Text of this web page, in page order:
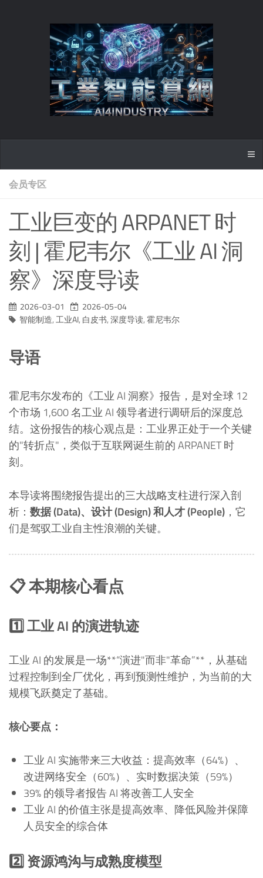
会员专区
工业巨变的 ARPANET 时
刻 | 霍尼韦尔《工业 AI 洞
察》深度导读
2026-03-01
2026-05-04
智能制造,工业AI, 白皮书,深度导读,霍尼韦尔
导语
霍尼韦尔发布的《工业 AI 洞察》报告，是对全球 12
个市场 1,600 名工业 AI 领导者进行调研后的深度总
结。这份报告的核心观点是：工业界正处于一个关键
的"转折点"，类似于互联网诞生前的 ARPANET 时
刻。
本导读将围绕报告提出的三大战略支柱进行深入剖
析： 数据 (Data)、设计 (Design) 和人才 (People) ，它
们是驾驭工业自主性浪潮的关键。
📋 本期核心看点
1️⃣ 工业 AI 的演进轨迹
工业 AI 的发展是一场**“演进"而非"革命”**，从基础
过程控制到全厂优化，再到预测性维护，为当前的大
规模飞跃奠定了基础。
核心要点：
工业 AI 实施带来三大收益：提高效率（64%）、
改进网络安全（60%）、实时数据决策（59%）
39% 的领导者报告 AI 将改善工人安全
工业 AI 的价值主张是提高效率、降低风险并保障
人员安全的综合体
2️⃣ 资源鸿沟与成熟度模型